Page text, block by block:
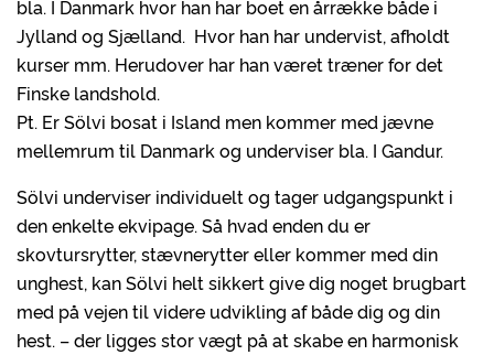
bla. I Danmark hvor han har boet en årrække både i
Jylland og Sjælland. Hvor han har undervist, afholdt
kurser mm. Herudover har han været træner for det
Finske landshold.
Pt. Er Sölvi bosat i Island men kommer med jævne
mellemrum til Danmark og underviser bla. I Gandur.
Sölvi underviser individuelt og tager udgangspunkt i
den enkelte ekvipage. Så hvad enden du er
skovtursrytter, stævnerytter eller kommer med din
unghest, kan Sölvi helt sikkert give dig noget brugbart
med på vejen til videre udvikling af både dig og din
hest. – der ligges stor vægt på at skabe en harmonisk